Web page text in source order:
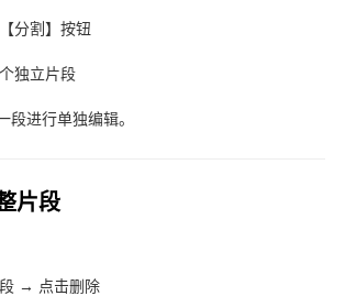
分割】按钮
独立片段
段进行单独编辑。
片段
→ 点击删除